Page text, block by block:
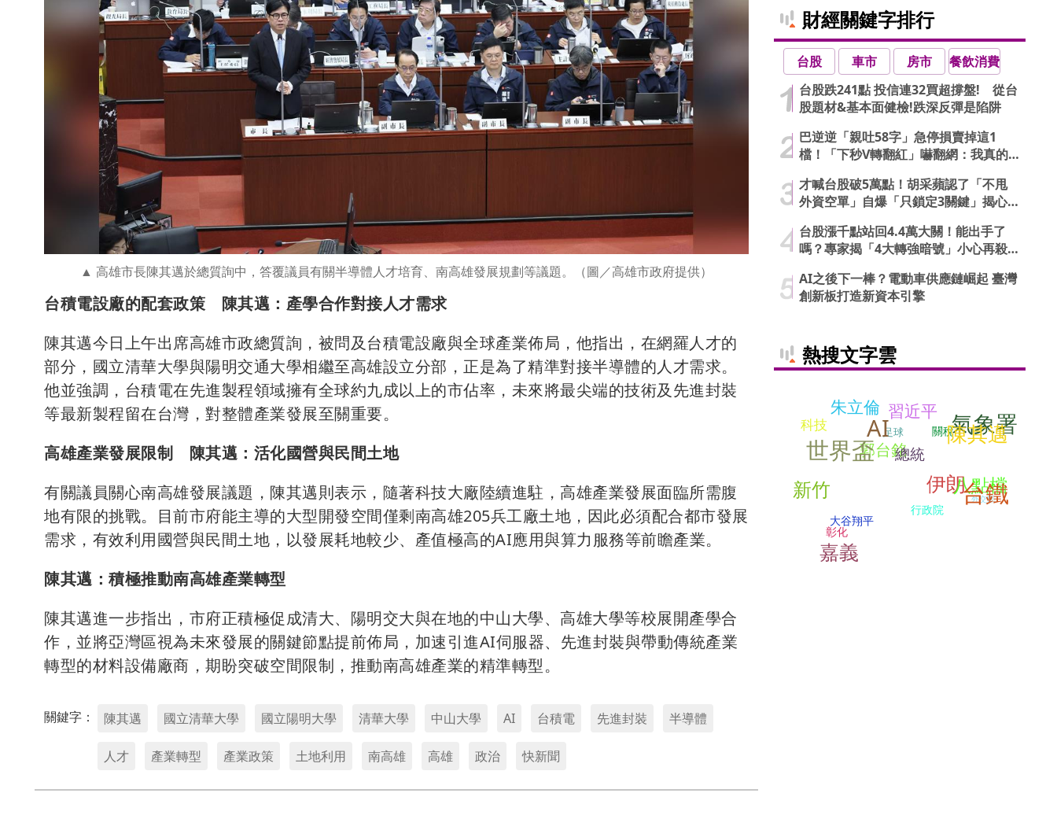
高雄市長陳其邁於總質詢中，答覆議員有關半導體人才培育、南高雄發展規劃等議題。（圖／高雄市政府提供）
台積電設廠的配套政策 陳其邁：產學合作對接人才需求
陳其邁今日上午出席高雄市政總質詢，被問及台積電設廠與全球產業佈局，他指出，在網羅人才的
部分，國立清華大學與陽明交通大學相繼至高雄設立分部，正是為了精準對接半導體的人才需求。
他並強調，台積電在先進製程領域擁有全球約九成以上的市佔率，未來將最尖端的技術及先進封裝
等最新製程留在台灣，對整體產業發展至關重要。
高雄產業發展限制 陳其邁：活化國營與民間土地
有關議員關心南高雄發展議題，陳其邁則表示，隨著科技大廠陸續進駐，高雄產業發展面臨所需腹
地有限的挑戰。目前市府能主導的大型開發空間僅剩南高雄205兵工廠土地，因此必須配合都市發展
需求，有效利用國營與民間土地，以發展耗地較少、產值極高的AI應用與算力服務等前瞻產業。
陳其邁：積極推動南高雄產業轉型
陳其邁進一步指出，市府正積極促成清大、陽明交大與在地的中山大學、高雄大學等校展開產學合
作，並將亞灣區視為未來發展的關鍵節點提前佈局，加速引進AI伺服器、先進封裝與帶動傳統產業
轉型的材料設備廠商，期盼突破空間限制，推動南高雄產業的精準轉型。
關鍵字： 陳其邁 國立清華大學 國立陽明大學 清華大學 中山大學 AI 台積電 先進封裝 半導體
人才 產業轉型 產業政策 土地利用 南高雄 高雄 政治 快新聞
財經關鍵字排行
台股 車市 房市
餐飲消費
台股跌241點 投信連32買超撐盤! 從台
股題材&基本面健檢!跌深反彈是陷阱
巴逆逆「親吐58字」急停損賣掉這1
檔！「下秒V轉翻紅」嚇翻網：我真的
才喊台股破5萬點！胡采蘋認了「不甩
外資空單」自爆「只鎖定3關鍵」揭心
台股漲千點站回4.4萬大關！能出手了
嗎？專家揭「4大轉強暗號」小心再殺
AI之後下一棒？電動車供應鏈崛起 臺灣
創新板打造新資本引擎
熱搜文字雲
伊朗八點檔
科技 足球
大谷翔平
朱立倫
郭台銘
世界盃
氣象署
習近平
AI
嘉義
關稅陳其邁
彰化
外交部
新竹 台鐵
總統
行政院